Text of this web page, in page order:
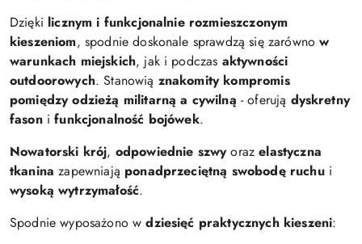
Dzięki licznym i funkcjonalnie rozmieszczonym
kieszeniom, spodnie doskonale sprawdzą się zarównow
warunkach miejskich, jak i podczas aktywności
outdoorowych. Stanowią znakomity kompromis
pomiędzy odzieżą militarną a cywilną - oferują dyskretny
fasonifunkcjonalność bojówek.
Nowatorski krój, odpowiednie szwyorazelastyczna
tkanina zapewniają ponadprzeciętną swobodę ruchui
wysoką wytrzymałość.
Spodnie wyposażono wdziesięć praktycznych kieszeni: